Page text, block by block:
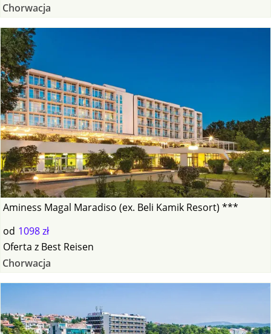
Chorwacja
Aminess Magal Maradiso (ex. Beli Kamik Resort) ***
od 1098 zł
Oferta z Best Reisen
Chorwacja